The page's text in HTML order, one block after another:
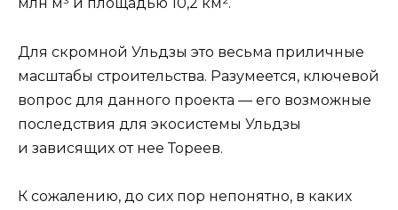
млн м³ и площадью 10,2 км².
Для скромной Ульдзы это весьма приличные
масштабы строительства. Разумеется, ключевой
вопрос для данного проекта — его возможные
последствия для экосистемы Ульдзы
и зависящих от нее Тореев.
К сожалению, до сих пор непонятно, в каких